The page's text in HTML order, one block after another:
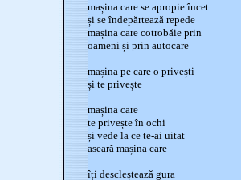
mașina care se apropie încet
și se îndepărtează repede
mașina care cotrobăie prin
oameni și prin autocare
mașina pe care o privești
și te privește
mașina care
te privește în ochi
și vede la ce te-ai uitat
aseară mașina care
îți descleștează gura